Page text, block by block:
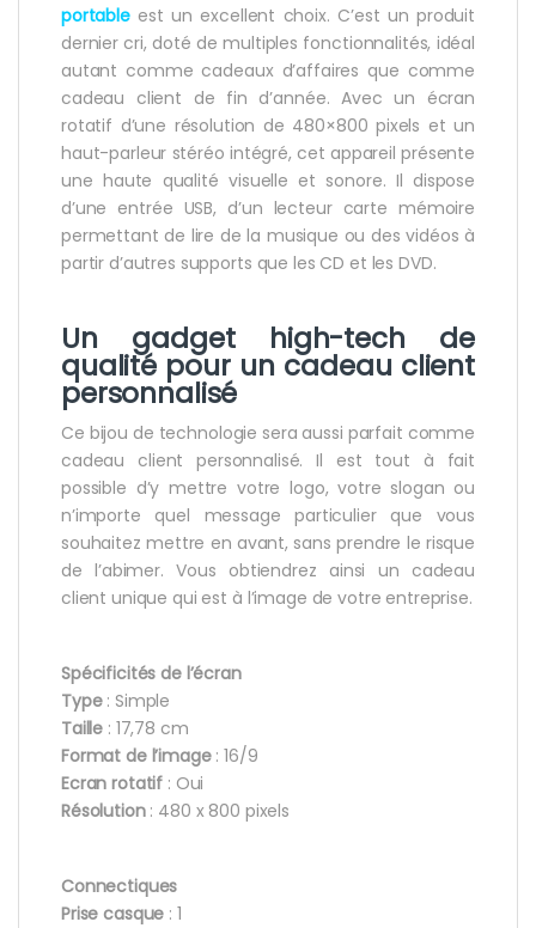
portableest un excellent choix. C’est un produit
dernier cri, doté de multiples fonctionnalités, idéal
autant comme cadeaux d’affaires que comme
cadeau client de fin d’année. Avec un écran
rotatif d’une résolution de 480×800 pixels et un
haut-parleur stéréo intégré, cet appareil présente
une haute qualité visuelle et sonore. Il dispose
d’une entrée USB, d’un lecteur carte mémoire
permettant de lire de la musique ou des vidéos à
partir d’autres supports que les CD et les DVD.
Un gadget high-tech de
qualité pour un cadeau client
personnalisé
Ce bijou de technologie sera aussi parfait comme
cadeau client personnalisé. Il est tout à fait
possible d’y mettre votre logo, votre slogan ou
n’importe quel message particulier que vous
souhaitez mettre en avant, sans prendre le risque
de l’abimer. Vous obtiendrez ainsi un cadeau
client unique qui est à l’image de votre entreprise.
Spécificités de l’écran
Type: Simple
Taille : 17,78 cm
Format de l’image: 16/9
Ecran rotatif : Oui
Résolution: 480 x 800 pixels
Connectiques
Prise casque : 1